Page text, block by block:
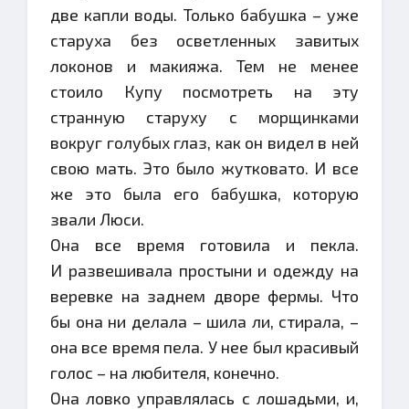
две капли воды. Только бабушка – уже
старуха без осветленных завитых
локонов и макияжа. Тем не менее
стоило Купу посмотреть на эту
странную старуху с морщинками
вокруг голубых глаз, как он видел в ней
свою мать. Это было жутковато. И все
же это была его бабушка, которую
звали Люси.
Она все время готовила и пекла.
И развешивала простыни и одежду на
веревке на заднем дворе фермы. Что
бы она ни делала – шила ли, стирала, –
она все время пела. У нее был красивый
голос – на любителя, конечно.
Она ловко управлялась с лошадьми, и,